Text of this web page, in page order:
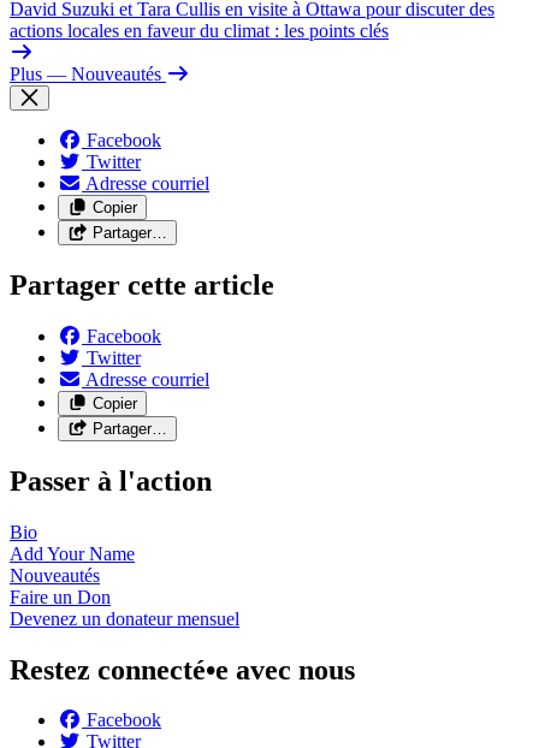
David Suzuki et Tara Cullis en visite à Ottawa pour discuter des
actions locales en faveur du climat : les points clés
Plus — Nouveautés
Facebook
Twitter
Adresse courriel
Copier
Partager…
Partager cette article
Facebook
Twitter
Adresse courriel
Copier
Partager…
Passer à l'action
Bio
Add YourName
Nouveautés
Faire un Don
Devenez un donateurmensuel
Restez connecté•e avec nous
Facebook
Twitter